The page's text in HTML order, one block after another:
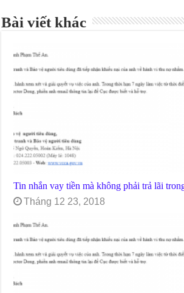
Bài viết khác
Tin nhắn vay tiền mà không phải trả lãi
Tháng 12 23, 2018